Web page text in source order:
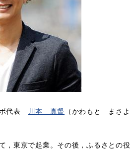
代表 川本 真督 （かわもと まさよ
，東京で起業。その後，ふるさとの役